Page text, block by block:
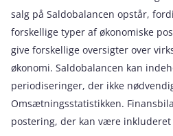
salg på Saldobalancen opstår,
forskellige typer af økonomiske
give forskellige oversigter over
økonomi. Saldobalancen kan
periodiseringer, der ikke
Omsætningsstatistikken.
postering, der kan være inkluderet